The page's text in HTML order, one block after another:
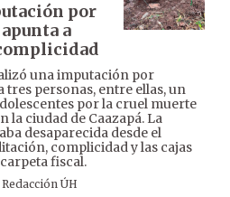
por
a
una imputación por
personas, entre ellas, un
por la cruel muerte
la ciudad de Caazapá. La
desaparecida desde el
complicidad y las cajas
fiscal.
Redacción ÚH